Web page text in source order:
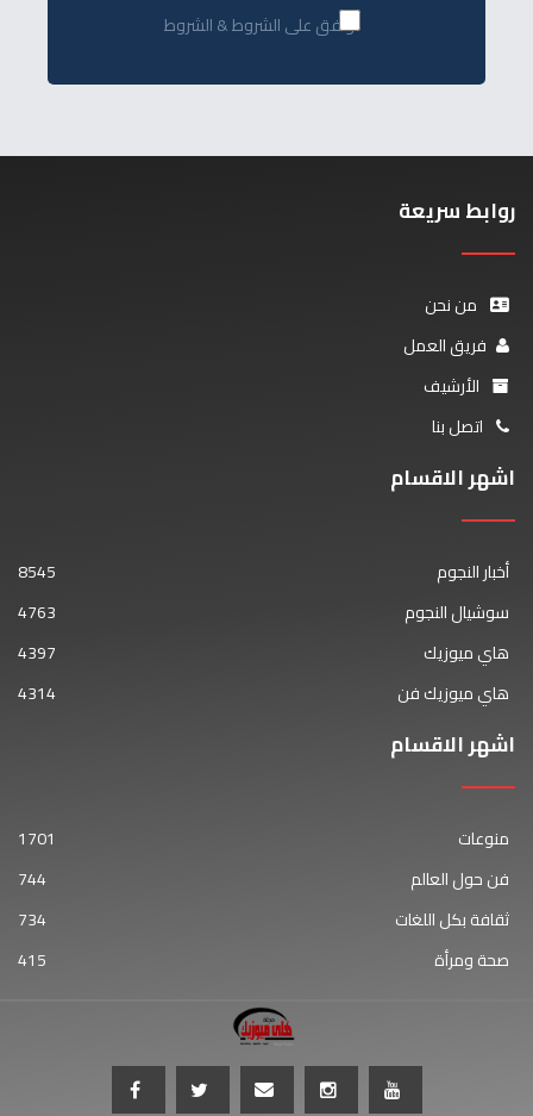
أوافق على الشروط & الشروط
روابط سريعة
من نحن
فريق العمل
الأرشيف
اتصل بنا
اشهر الاقسام
أخبار النجوم
8545
سوشيال النجوم
4763
هاي ميوزيك
4397
هاي ميوزيك فن
4314
اشهر الاقسام
منوعات
1701
فن حول العالم
744
ثقافة بكل اللغات
734
صحة ومرأة
415